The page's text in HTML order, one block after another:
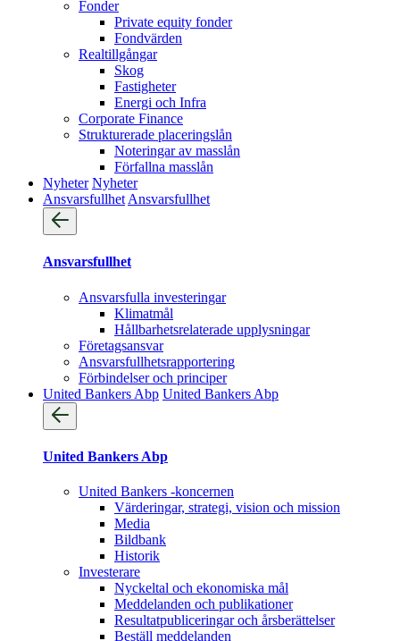
Fonder
Private equity fonder
Fondvärden
Realtillgångar
Skog
Fastigheter
Energi och Infra
Corporate Finance
Strukturerade placeringslån
Noteringar av masslån
Förfallna masslån
Nyheter Nyheter
Ansvarsfullhet Ansvarsfullhet
Ansvarsfullhet
Ansvarsfulla investeringar
Klimatmål
Hållbarhetsrelaterade upplysningar
Företagsansvar
Ansvarsfullhets­rapportering
Förbindelser och principer
United Bankers Abp United Bankers Abp
United Bankers Abp
United Bankers -koncernen
Värderingar, strategi, vision och mission
Media
Bildbank
Historik
Investerare
Nyckeltal och ekonomiska mål
Meddelanden och publikationer
Resultatpubliceringar och årsberättelser
Beställ meddelanden